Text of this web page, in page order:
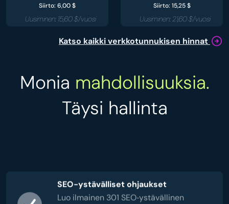
Siirto: 6,00 $
Uusiminen: 15,60 $/vuosi
Siirto: 15,25 $
Uusiminen: 21,60 $/vuosi
Katso kaikki verkkotunnukisen hinnat
Monia mahdollisuuksia.
Täysi hallinta
SEO-ystävälliset ohjaukset
Luo ilmainen 301 SEO‑ystävällinen